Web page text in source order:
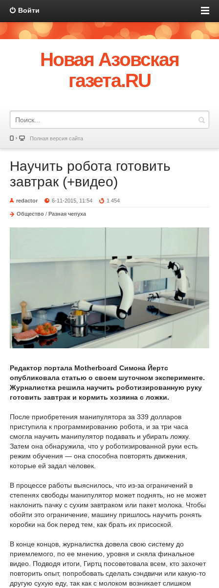
Войти
Новая Азовская
газета.RU
Полная версия сайта
Научить робота готовить
завтрак (+видео)
redactor 6-11-2015, 11:54 1 454
Общество / Разная чепуха
Редактор портала Motherboard Симона Йертс
опубликовала статью о своем шуточном эксперименте.
Журналистка решила научить роботизированную руку
готовить завтрак и кормить хозяина с ложки.
После приобретения манипулятора за 339 долларов
приступила к программированию робота, и за три часа
смогла научить манипулятор подавать и убирать ложку.
Затем она обнаружила, что у роботизированной руки есть
режим обучения — она способна повторять движения,
которые ей задал человек.
В процессе работы выяснилось, что из-за ограничений в
степенях свободы манипулятор может поднять, но не может
наклонить пачку с сухим завтраком или пакет молока. Чтобы
обойти это ограничение, машину пришлось научить ронять
коробки на бок перед тем, как брать их присоской.
В конце концов, журналистка довела свою систему до
приемлемого, по ее мнению, уровня и сняла финальное
видео. Подводя итоги, Гиртц посоветовала всем, кто захочет
повторить опыт, попробовать сделать сэндвичи или какую-то
другую сухую еду, так как с молоком возникает слишком